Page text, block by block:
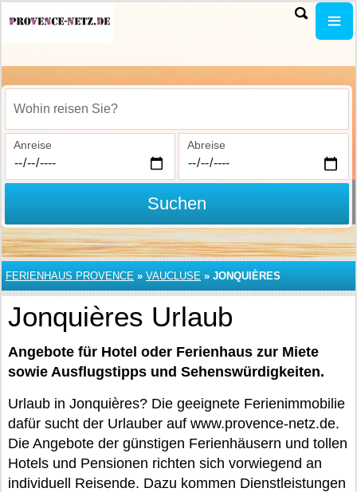
Wohin reisen Sie?
Anreise Abreise
Suchen
FERIENHAUS PROVENCE » VAUCLUSE » JONQUIÈRES
Jonquières Urlaub
Angebote für Hotel oder Ferienhaus zur Miete
sowie Ausflugstipps und Sehenswürdigkeiten.
Urlaub in Jonquières? Die geeignete Ferienimmobilie
dafür sucht der Urlauber auf www.provence-netz.de.
Die Angebote der günstigen Ferienhäusern und tollen
Hotels und Pensionen richten sich vorwiegend an
individuell Reisende. Dazu kommen Dienstleistungen